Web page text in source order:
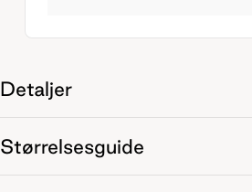
Detaljer
Størrelsesguide